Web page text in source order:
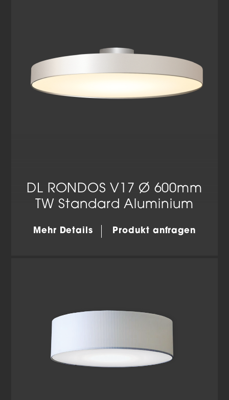
DL RONDOS V17 Ø 600mm
TW Standard Aluminium
Mehr Details Produkt anfragen